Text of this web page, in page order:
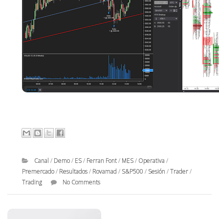
Canal / Demo/ ES/ Ferran Font/ MES/ Operativa /
Premercado/ Resultados/ Rovamad / S&P500 / Sesión /Trader/
Trading
No Comments